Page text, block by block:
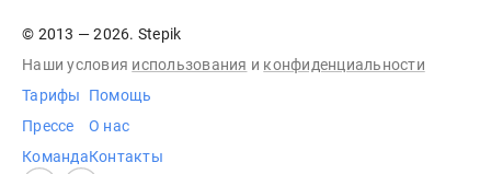
© 2013 — 2026. Stepik
Наши условия использования и конфиденциальности
Тарифы
Прессе
Команда
Помощь
О нас
Контакты